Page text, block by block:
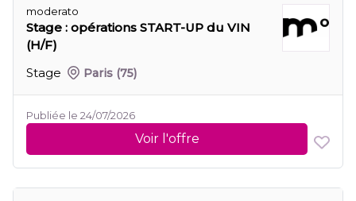
moderato
Stage : opérations START-UP du VIN
(H/F)
Stage
Paris (75)
Publiée le 24/07/2026
Voir l'offre